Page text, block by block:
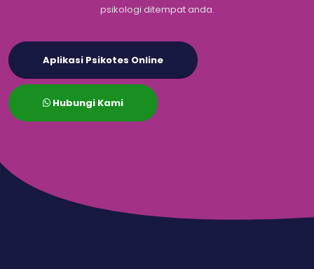
psikologi ditempat anda.
Aplikasi Psikotes Online
Hubungi Kami